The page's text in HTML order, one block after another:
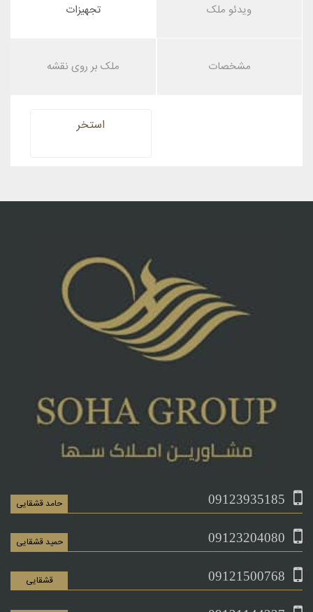
تجهیزات ویدئو ملک
ملک بر روی نقشه مشخصات
استخر
09123935185 حامد قشقایی
09123204080 حمید قشقایی
09121500768 قشقایی